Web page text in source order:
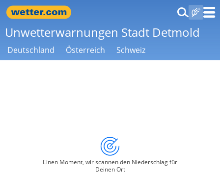
Unwetterwarnungen Stadt Detmold
Deutschland Österreich Schweiz
Einen Moment, wir scannen den Niederschlag für
Deinen Ort